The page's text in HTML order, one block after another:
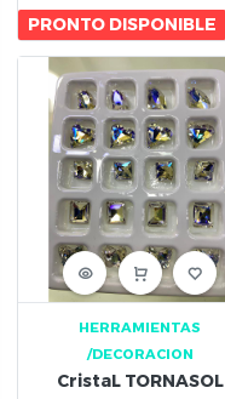
PRONTO DISPONIBLE
HERRAMIENTAS
/DECORACION
CristaL TORNASOL